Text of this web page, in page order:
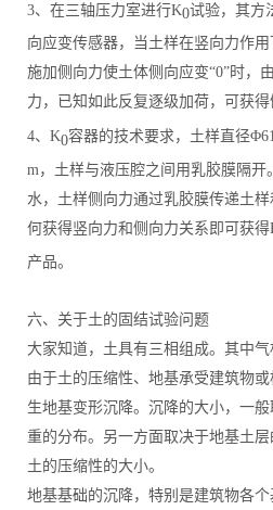
3、在三轴压力室进行K0试验，其方
向应变传感器，当土样在竖向力作
施加侧向力使土体侧向应变“0”时，
力，已知如此反复逐级加荷，可获得
4、K0容器的技术要求，土样直径
m，土样与液压腔之间用乳胶膜隔
水，土样侧向力通过乳胶膜传递土
何获得竖向力和侧向力关系即可获得
产品。
六、关于土的固结试验问题
大家知道，土具有三相组成。其中
由于土的压缩性、地基承受建筑物
生地基变形沉降。沉降的大小，一
重的分布。另一方面取决于地基土
土的压缩性的大小。
地基基础的沉降，特别是建筑物各